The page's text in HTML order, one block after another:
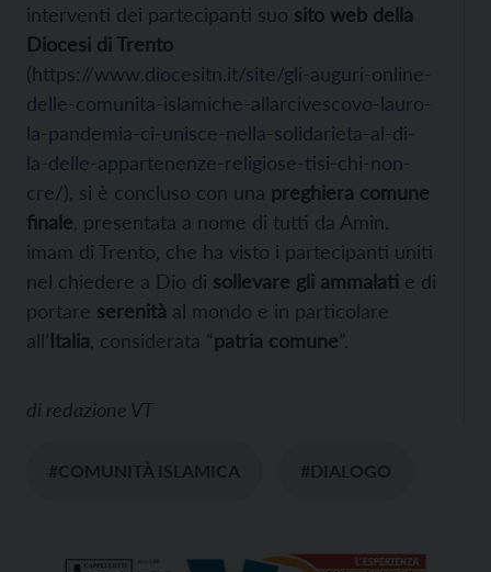
interventi dei partecipanti suo sito web della
Diocesi di Trento
(https://www.diocesitn.it/site/gli-auguri-online-
delle-comunita-islamiche-allarcivescovo-lauro-
la-pandemia-ci-unisce-nella-solidarieta-al-di-
la-delle-appartenenze-religiose-tisi-chi-non-
cre/), si è concluso con una preghiera comune
finale , presentata a nome di tutti da Amin,
imam di Trento, che ha visto i partecipanti uniti
nel chiedere a Dio di sollevare gli ammalati e di
portare serenità al mondo e in particolare
all’Italia , considerata “patria comune”.
di redazione VT
#COMUNITÀ ISLAMICA #DIALOGO